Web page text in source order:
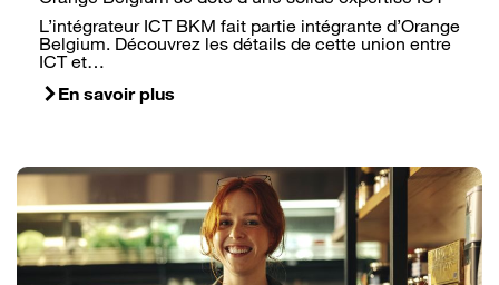
L’intégrateur ICT BKM fait partie intégrante d’Orange
Belgium. Découvrez les détails de cette union entre
ICT et…
En savoir plus